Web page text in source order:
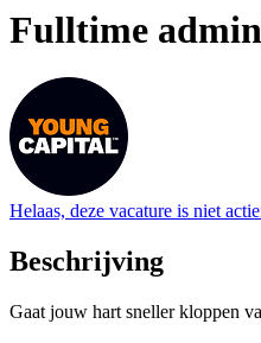
Fulltime
Helaas, deze vacature is niet
Beschrijving
Gaat jouw hart sneller kloppen